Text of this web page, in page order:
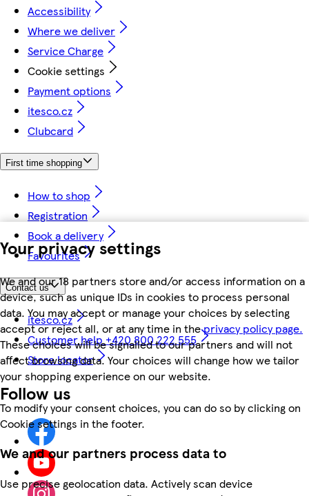
Your privacy settings
We and our 18 partners store and/or access information on a
device, such as unique IDs in cookies to process personal
data. You may accept or manage your choices by selecting
accept or reject all, or at any time in theprivacy policy page.
These choices will be signalled to our partners and will not
affect browsing data. Your choices will change how we tailor
your shopping experience on our website.
To modify your consent choices, you can do so by clicking on
Cookie settings in the footer.
We and our partners process data to
Use precise geolocation data. Actively scan device
Accessibility
Where we deliver
Service Charge
Cookie settings
Payment options
itesco.cz
Clubcard
First time shopping
How to shop
Registration
Book a delivery
Favourites
Contact us
itesco.cz
Customer help +420 800 222 555
Store locator
Follow us